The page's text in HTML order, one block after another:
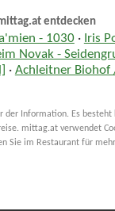
entdecken
- 1030· Iris
Novak -
· Achleitner Biohof
der Information. Es besteht
mittag.at verwendet
Sie im Restaurant für